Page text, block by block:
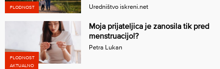
PLODNOST Uredništvo iskreni.net
PLODNOST
Moja prijateljica je zanosila tik pred
menstruacijo!?
Petra Lukan
AKTUALNO